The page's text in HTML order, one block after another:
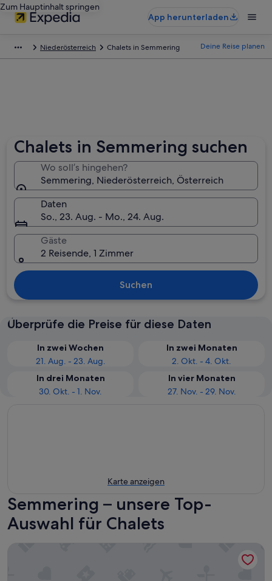
Zum Hauptinhalt springen
App herunterladen
Niederösterreich Chalets in Semmering Deine Reise planen
Chalets in Semmering suchen
Wo soll’s hingehen?
Semmering, Niederösterreich, Österreich
Daten
So., 23. Aug. - Mo., 24. Aug.
Gäste
2 Reisende, 1 Zimmer
Suchen
Überprüfe die Preise für diese Daten
In zwei Wochen
21. Aug. - 23. Aug.
In zwei Monaten
2. Okt. - 4. Okt.
In drei Monaten
30. Okt. - 1. Nov.
In vier Monaten
27. Nov. - 29. Nov.
Karte anzeigen
Semmering – unsere Top-
Auswahl für Chalets